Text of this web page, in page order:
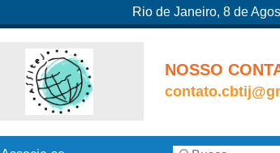
Rio de Janeiro, 8 de
NOSSO